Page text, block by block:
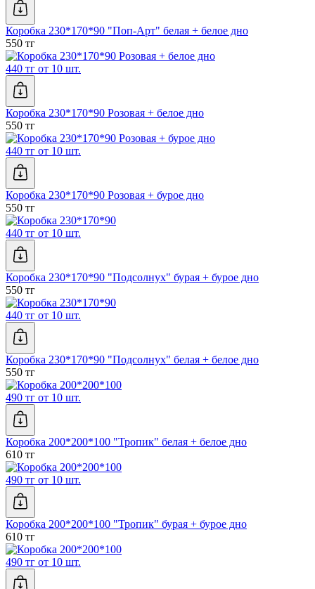
Коробка 230*170*90 "Поп-Арт" белая + белое дно
550 тг
440 тг от 10 шт.
Коробка 230*170*90 Розовая + белое дно
550 тг
440 тг от 10 шт.
Коробка 230*170*90 Розовая + бурое дно
550 тг
440 тг от 10 шт.
Коробка 230*170*90 "Подсолнух" бурая + бурое дно
550 тг
440 тг от 10 шт.
Коробка 230*170*90 "Подсолнух" белая + белое дно
550 тг
490 тг от 10 шт.
Коробка 200*200*100 "Тропик" белая + белое дно
610 тг
490 тг от 10 шт.
Коробка 200*200*100 "Тропик" бурая + бурое дно
610 тг
490 тг от 10 шт.